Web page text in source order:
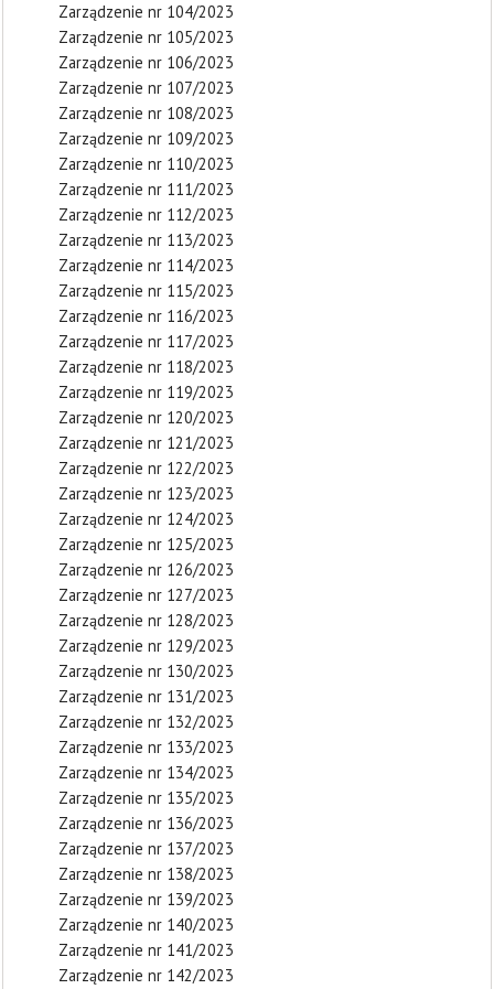
Zarządzenie nr 104/2023
Zarządzenie nr 105/2023
Zarządzenie nr 106/2023
Zarządzenie nr 107/2023
Zarządzenie nr 108/2023
Zarządzenie nr 109/2023
Zarządzenie nr 110/2023
Zarządzenie nr 111/2023
Zarządzenie nr 112/2023
Zarządzenie nr 113/2023
Zarządzenie nr 114/2023
Zarządzenie nr 115/2023
Zarządzenie nr 116/2023
Zarządzenie nr 117/2023
Zarządzenie nr 118/2023
Zarządzenie nr 119/2023
Zarządzenie nr 120/2023
Zarządzenie nr 121/2023
Zarządzenie nr 122/2023
Zarządzenie nr 123/2023
Zarządzenie nr 124/2023
Zarządzenie nr 125/2023
Zarządzenie nr 126/2023
Zarządzenie nr 127/2023
Zarządzenie nr 128/2023
Zarządzenie nr 129/2023
Zarządzenie nr 130/2023
Zarządzenie nr 131/2023
Zarządzenie nr 132/2023
Zarządzenie nr 133/2023
Zarządzenie nr 134/2023
Zarządzenie nr 135/2023
Zarządzenie nr 136/2023
Zarządzenie nr 137/2023
Zarządzenie nr 138/2023
Zarządzenie nr 139/2023
Zarządzenie nr 140/2023
Zarządzenie nr 141/2023
Zarządzenie nr 142/2023